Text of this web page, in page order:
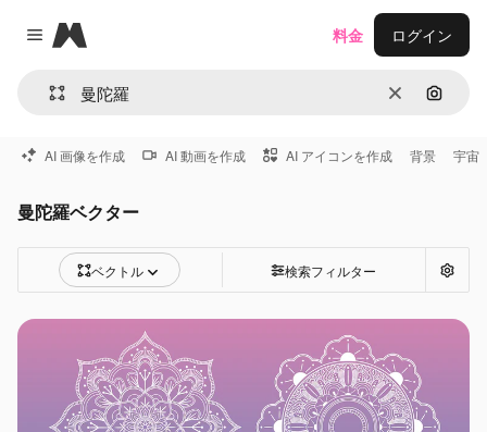
Close menu
Magnific
消去 画像で
料金 ログイン
AI 画像を作成 AI 動画を作成 AI アイコンを作成 背景 宇宙
曼陀羅ベクター
ベクトル 検索フィルター